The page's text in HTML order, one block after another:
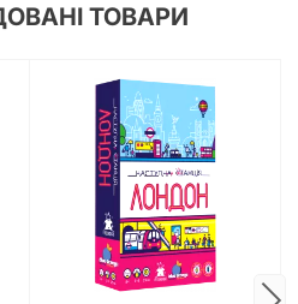
ТОВАРИ